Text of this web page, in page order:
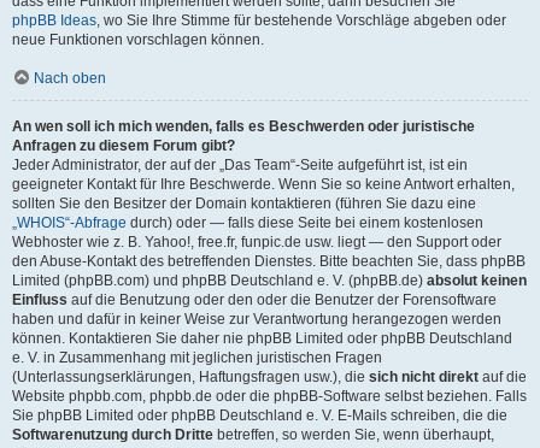
phpBB Ideas, wo Sie Ihre Stimme für bestehende Vorschläge abgeben oder
neue Funktionen vorschlagen können.
Nach oben
An wen soll ich mich wenden, falls es Beschwerden oder juristische
Anfragen zu diesem Forum gibt?
Jeder Administrator, der auf der „Das Team“-Seite aufgeführt ist, ist ein
geeigneter Kontakt für Ihre Beschwerde. Wenn Sie so keine Antwort erhalten,
sollten Sie den Besitzer der Domain kontaktieren (führen Sie dazu eine
„WHOIS“-Abfrage durch) oder — falls diese Seite bei einem kostenlosen
Webhoster wie z. B. Yahoo!, free.fr, funpic.de usw. liegt — den Support oder
den Abuse-Kontakt des betreffenden Dienstes. Bitte beachten Sie, dass phpBB
Limited (phpBB.com) und phpBB Deutschland e. V. (phpBB.de) absolut keinen
Einfluss auf die Benutzung oder den oder die Benutzer der Forensoftware
haben und dafür in keiner Weise zur Verantwortung herangezogen werden
können. Kontaktieren Sie daher nie phpBB Limited oder phpBB Deutschland
e. V. in Zusammenhang mit jeglichen juristischen Fragen
(Unterlassungserklärungen, Haftungsfragen usw.), die sich nicht direkt auf die
Website phpbb.com, phpbb.de oder die phpBB-Software selbst beziehen. Falls
Sie phpBB Limited oder phpBB Deutschland e. V. E-Mails schreiben, die die
Softwarenutzung durch Dritte betreffen, so werden Sie, wenn überhaupt,